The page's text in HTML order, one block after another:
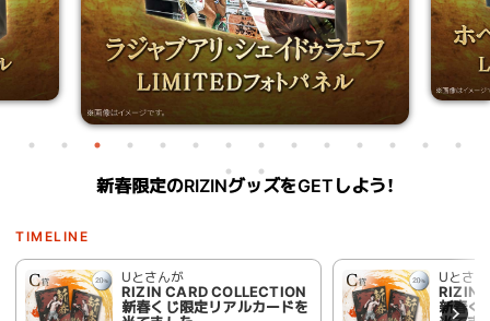
新春限定のRIZINグッズをGETしよう！
Uとさんが
RIZIN CARD COLLECTION
新春くじ限定リアルカードを
Uとさ
RIZIN
新春く